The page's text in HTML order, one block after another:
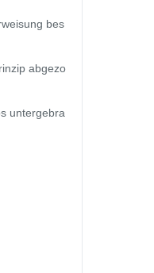
bes
abgezo
untergebra